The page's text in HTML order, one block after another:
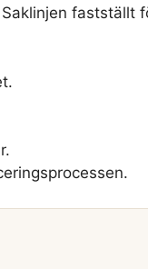
fastställt